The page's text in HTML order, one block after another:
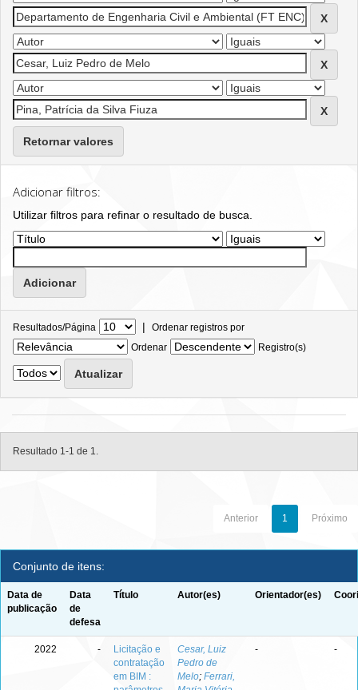
Retornar valores
Adicionar filtros:
Utilizar filtros para refinar o resultado de busca.
Resultados/Página | Ordenar registros por
Ordenar
Registro(s)
Resultado 1-1 de 1.
Anterior 1 Próximo
Conjunto de itens:
Data de
publicação
Data
de
defesa
Título Autor(es) Orientador(es)
2022 -
Licitação e
contratação
em BIM :
Cesar, Luiz
Pedro de
Melo; Ferrari,
- -